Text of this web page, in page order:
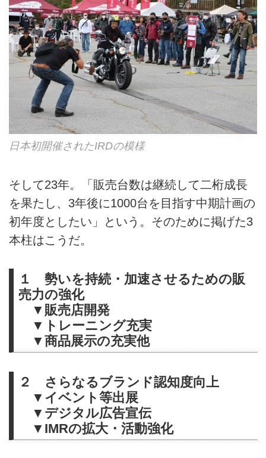
日本初開催されたIRDの模様
そして23年。「販売台数は継続して二桁成長
を果たし、3年後に1000台を目指す中期計画の
初年度としたい」という。そのために掲げた3
本柱はこうだ。
１ 勢いを持続・加速させるための販
売力の強化
▼販売店開発
▼トレーニング充実
▼商品展示の充実他
２ さらなるブランド認知度向上
▼イベント等出展
▼デジタル広告宣伝
▼IMRの拡大・活動強化